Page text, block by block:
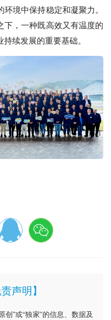
境中保持稳定和凝聚力。
下，一种既高效又有温度的
续发展的重要基础。
声明】
”或“独家”的信息、数据及